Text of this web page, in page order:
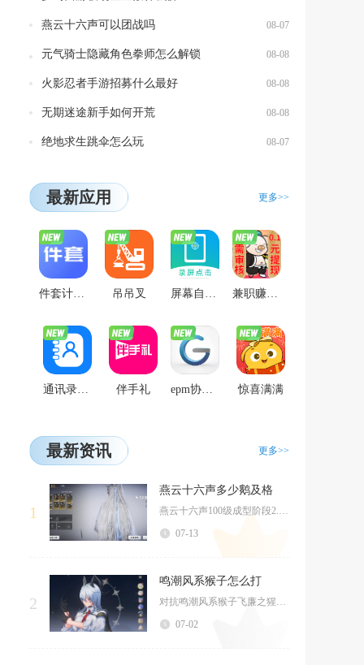
燕云十六声可以团战吗 08-07
元气骑士隐藏角色拳师怎么解锁 08-08
火影忍者手游招募什么最好 08-08
无期迷途新手如何开荒 08-08
绝地求生跳伞怎么玩 08-07
最新应用 更多>>
件套计算器 吊吊叉 屏幕自动点击 兼职赚钱养猪场
通讯录导入导出 伴手礼 epm协作通 惊喜满满
最新资讯 更多>>
1
燕云十六声多少鹅及格
燕云十六声100级成型阶段2.8至3.2鹅为通用及格标准，这个数值适配绝大多数日常副本、组...
07-13
2
鸣潮风系猴子怎么打
对抗鸣潮风系猴子飞廉之猩，核心通关思路是避开风属性输出、优先清理召唤小怪打断回血节奏，依靠...
07-02